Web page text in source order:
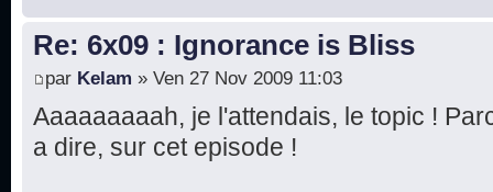
Re: 6x09 : Ignorance is Bliss
par Kelam » Ven 27 Nov 2009 11:03
Aaaaaaaaah, je l'attendais, le topic !
a dire, sur cet episode !